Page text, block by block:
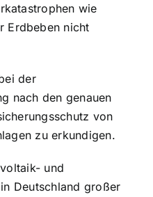
wie
Erdbeben nicht
der
nach den genauen
von
zu erkundigen.
und
Deutschland großer